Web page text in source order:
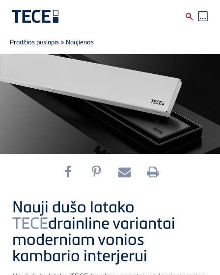
Skip to main content
Breadcrumb
Pradžios puslapis » Naujienos
Nauji dušo latako
TECEdrainline variantai
moderniam vonios
kambario interjerui